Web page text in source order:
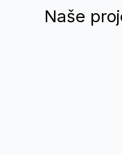
Naše